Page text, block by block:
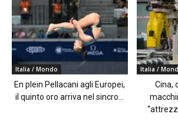
Italia / Mondo
En plein Pellacani agli Europei,
il quinto oro arriva nel sincro...
Italia /
Cina,